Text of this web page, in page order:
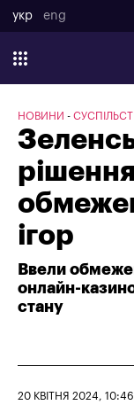
укр eng
НОВИНИ
ігор
Ввели
онлайн-
стану
20 КВІТНЯ 2024, 10:46